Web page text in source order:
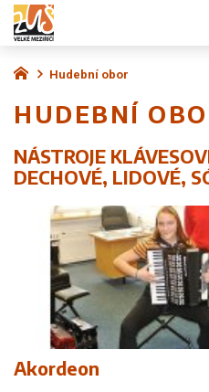
Hudební obor
HUDEBNÍ
NÁSTROJE
DECHOVÉ, LIDOVÉ,
Akordeon